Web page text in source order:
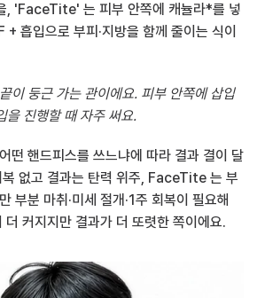
, 'FaceTite' 는 피부 안쪽에 캐뉼라*를 넣
흡입으로 부피·지방을 함께 줄이는 식이
이 둥근 가는 관이에요. 피부 안쪽에 삽입
을 진행할 때 자주 써요.
떤 핸드피스를 쓰느냐에 따라 결과 결이 달
없고 결과는 탄력 위주, FaceTite 는 부
부분 마취·미세 절개·1주 회복이 필요해
더 커지지만 결과가 더 또렷한 쪽이에요.